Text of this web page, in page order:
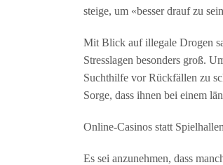
steige, um «besser drauf zu
Mit Blick auf illegale Drogen
Stresslagen besonders groß.
Suchthilfe vor Rückfällen zu
Sorge, dass ihnen bei einem
Online-Casinos statt Spielhallen
Es sei anzunehmen, dass